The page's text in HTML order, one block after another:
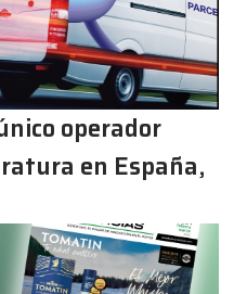
operador
en España,